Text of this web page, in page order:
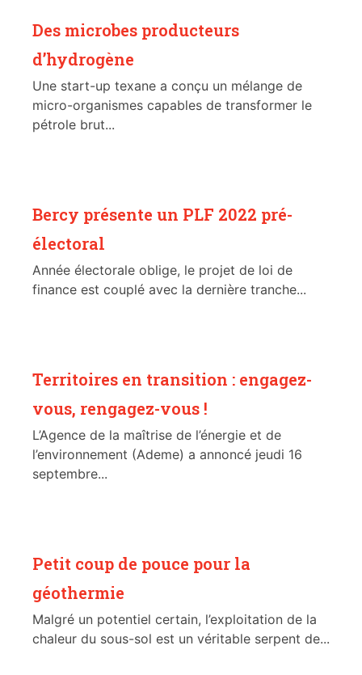
Des microbes producteurs
d’hydrogène
Une start-up texane a conçu un mélange de
micro-organismes capables de transformer le
pétrole brut...
Bercy présente un PLF 2022 pré-
électoral
Année électorale oblige, le projet de loi de
finance est couplé avec la dernière tranche...
Territoires en transition : engagez-
vous, rengagez-vous !
L’Agence de la maîtrise de l’énergie et de
l’environnement (Ademe) a annoncé jeudi 16
septembre...
Petit coup de pouce pour la
géothermie
Malgré un potentiel certain, l’exploitation de la
chaleur du sous-sol est un véritable serpent de...